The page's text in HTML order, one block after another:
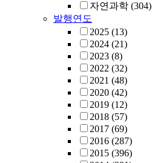
자연과학 (304)
발행연도
2025 (13)
2024 (21)
2023 (8)
2022 (32)
2021 (48)
2020 (42)
2019 (12)
2018 (57)
2017 (69)
2016 (287)
2015 (396)